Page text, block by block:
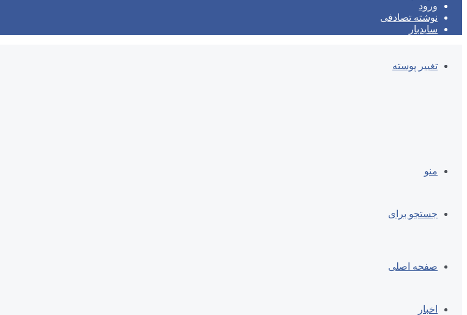
ورود
نوشته تصادفی
سایدبار
تغییر پوسته
منو
جستجو برای
صفحه اصلی
اخبار